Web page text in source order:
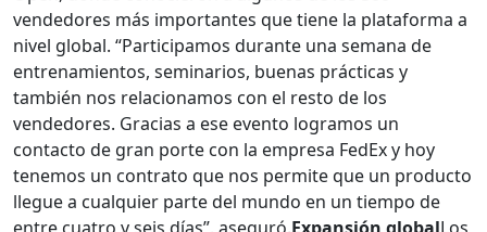
vendedores más importantes que tiene la plataforma a
nivel global. “Participamos durante una semana de
entrenamientos, seminarios, buenas prácticas y
también nos relacionamos con el resto de los
vendedores. Gracias a ese evento logramos un
contacto de gran porte con la empresa FedEx y hoy
tenemos un contrato que nos permite que un producto
llegue a cualquier parte del mundo en un tiempo de